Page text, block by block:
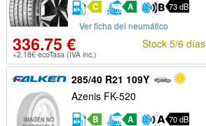
C A 73 dB
Ver ficha del neumático
336.75 €
+2.18€ ecoTasa (IVA inc.)
Stock 5/6 días
285/40 R21 109Y
Azenis FK-520
B A 70 dB